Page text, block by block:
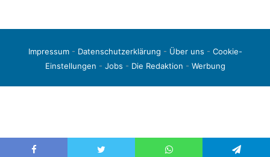
Impressum- Datenschutzerklärung - Über uns - Cookie-
Einstellungen - Jobs - Die Redaktion - Werbung